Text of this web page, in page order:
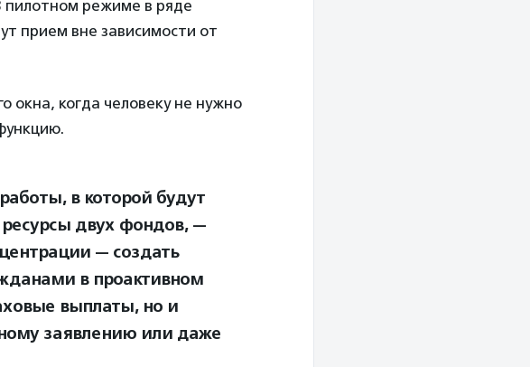
режиме в ряде
прием вне зависимости от
окна, когда человеку не нужно
в которой будут
двух фондов, —
— создать
в проактивном
выплаты, но и
заявлению или даже